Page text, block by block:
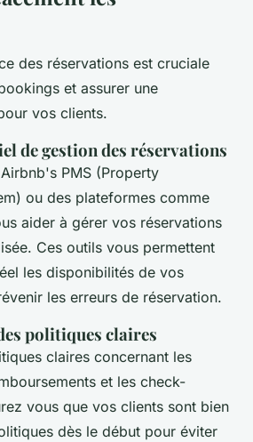
des réservations est cruciale
et assurer une
vos clients.
de gestion des réservations
PMS (Property
ou des plateformes comme
aider à gérer vos réservations
Ces outils vous permettent
les disponibilités de vos
les erreurs de réservation.
politiques claires
claires concernant les
et les check-
vous que vos clients sont bien
dès le début pour éviter